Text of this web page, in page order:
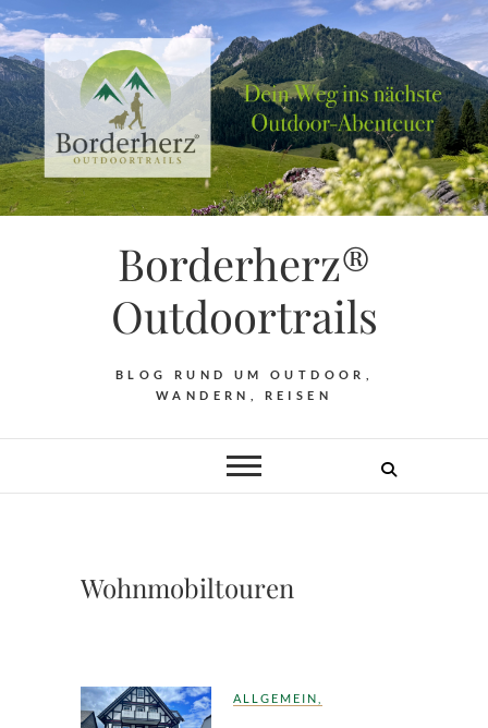
Borderherz®
Outdoortrails
BLOG RUND UM OUTDOOR,
WANDERN, REISEN
Wohnmobiltouren
ALLGEMEIN